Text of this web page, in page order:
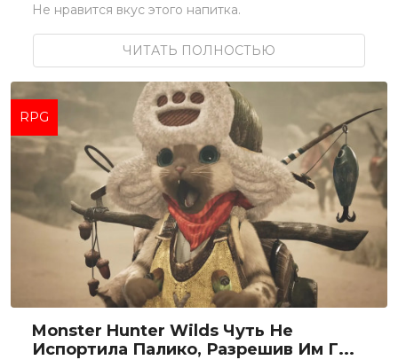
Не нравится вкус этого напитка.
ЧИТАТЬ ПОЛНОСТЬЮ
RPG
Monster Hunter Wilds Чуть Не
Испортила Палико, Разрешив Им Г...